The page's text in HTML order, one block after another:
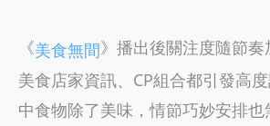
《美食無間》播出後關注度隨節奏
美食店家資訊、CP組合都引發高
中食物除了美味，情節巧妙安排